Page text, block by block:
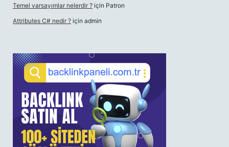
Temel varsayımlar nelerdir ? için Patron
Attributes C# nedir ? için admin